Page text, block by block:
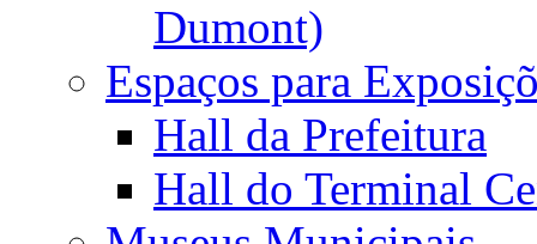
Dumont)
Espaços para
Hall da Prefeitura
Hall do Terminal